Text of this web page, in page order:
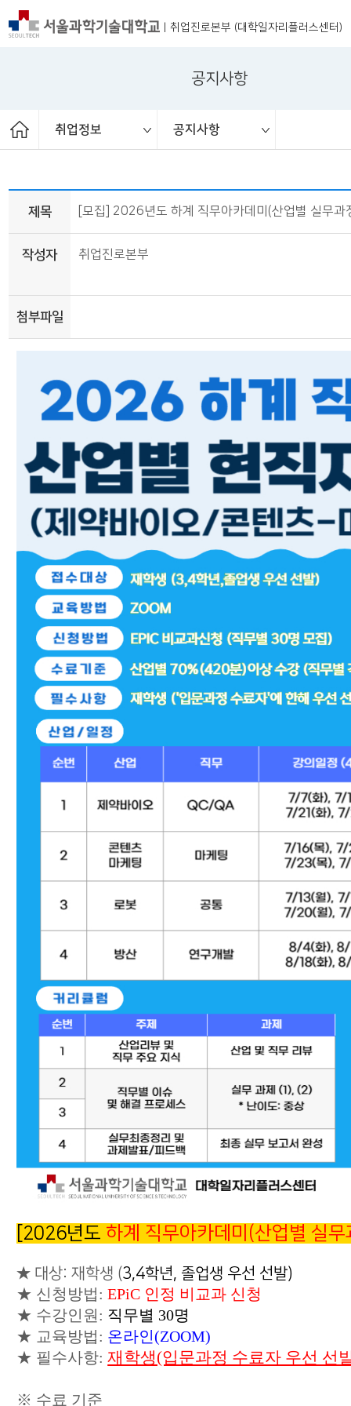
|취업진로본부 (대학일자리플러스센터)
공지사항
취업정보 공지사항
취업상담
프로그램
채용공고
취업정보
ST커리어멘토링
취업진로본부
공지사항
대외활동
청년정책
취업 서포터즈
보도자료
제목 [모집] 2026년도 하계 직무아카데미(산업별 실무
작성자 취업진로본부
첨부파일
[2026년도 하계 직무아카데미(산업별 실무
★ 대상: 재학생 (3,4학년, 졸업생 우선 선발)
★ 신청방법: EPiC 인정 비교과 신청
★ 수강인원: 직무별 30명
★ 교육방법: 온라인(ZOOM)
★ 필수사항: 재학생(입문과정 수료자 우선 선
※ 수료 기준